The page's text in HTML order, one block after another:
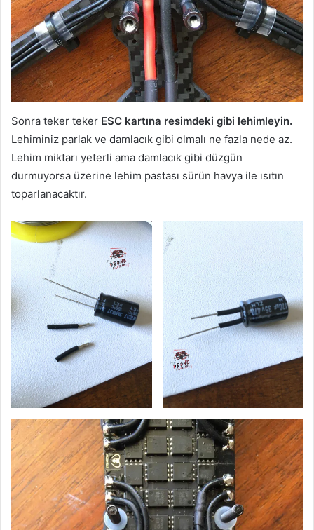
Sonra teker teker ESC kartına resimdeki gibi lehimleyin.
Lehiminiz parlak ve damlacık gibi olmalı ne fazla nede az.
Lehim miktarı yeterli ama damlacık gibi düzgün
durmuyorsa üzerine lehim pastası sürün havya ile ısıtın
toparlanacaktır.